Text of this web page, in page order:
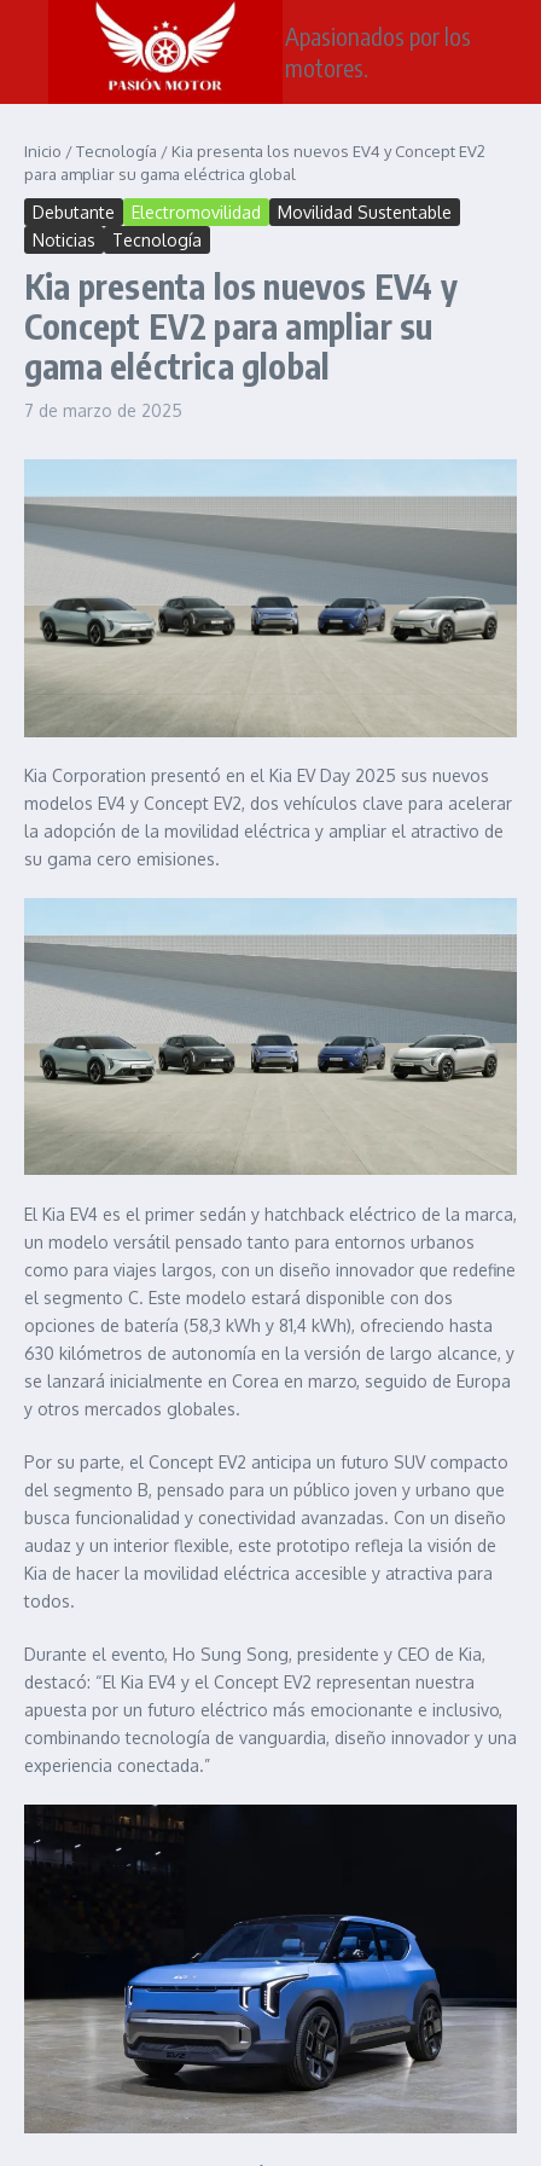
Saltar al contenido
Apasionados por los
motores.
Inicio /Tecnología / Kia presenta los nuevos EV4 y Concept EV2
para ampliar su gama eléctrica global
Debutante Electromovilidad
Movilidad Sustentable
Noticias
Tecnología
Kia presenta los nuevos EV4 y
Concept EV2 para ampliar su
gama eléctrica global
7 de marzo de 2025
Kia Corporation presentó en el Kia EV Day 2025 sus nuevos
modelos EV4 y Concept EV2, dos vehículos clave para acelerar
la adopción de la movilidad eléctrica y ampliar el atractivo de
su gama cero emisiones.
El Kia EV4 es el primer sedán y hatchback eléctrico de la marca,
un modelo versátil pensado tanto para entornos urbanos
como para viajes largos, con un diseño innovador que redefine
el segmento C. Este modelo estará disponible con dos
opciones de batería (58,3 kWh y 81,4 kWh), ofreciendo hasta
630 kilómetros de autonomía en la versión de largo alcance, y
se lanzará inicialmente en Corea en marzo, seguido de Europa
y otros mercados globales.
Por su parte, el Concept EV2 anticipa un futuro SUV compacto
del segmento B, pensado para un público joven y urbano que
busca funcionalidad y conectividad avanzadas. Con un diseño
audaz y un interior flexible, este prototipo refleja la visión de
Kia de hacer la movilidad eléctrica accesible y atractiva para
todos.
Durante el evento, Ho Sung Song, presidente y CEO de Kia,
destacó: “El Kia EV4 y el Concept EV2 representan nuestra
apuesta por un futuro eléctrico más emocionante e inclusivo,
combinando tecnología de vanguardia, diseño innovador y una
experiencia conectada.”